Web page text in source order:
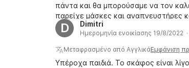
πάντα και θα μπορούσαμε να τον
παρείχε μάσκες και αναπνευστήρες
τρεις χελώνες! Θα έκλεινα πάντα
D Dimitri
Ημερομηνία ενοικίασης 19/8/2022
Μεταφρασμένο από ΑγγλικάΕμφάνιση
Υπέροχα παιδιά. Το σκάφος είναι